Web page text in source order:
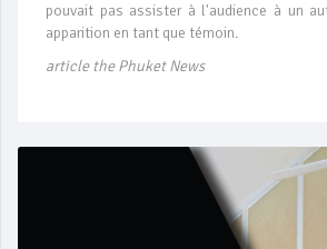
pouvait pas assister à l'audience à un
apparition en tant que témoin.
article the Phuket News